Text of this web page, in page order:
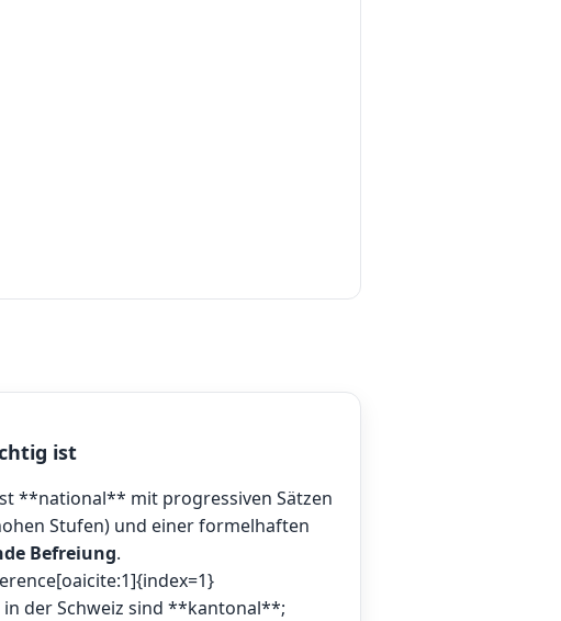
ist
**national** mit progressiven Sätzen
Stufen) und einer formelhaften
Befreiung.
in der Schweiz sind **kantonal**;